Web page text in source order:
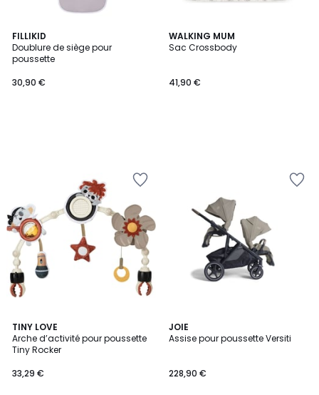
FILLIKID
Doublure de siège pour
poussette
30,90 €
WALKING MUM
Sac Crossbody
41,90 €
TINY LOVE
Arche d’activité pour poussette
Tiny Rocker
33,29 €
JOIE
Assise pour poussette Versiti
228,90 €